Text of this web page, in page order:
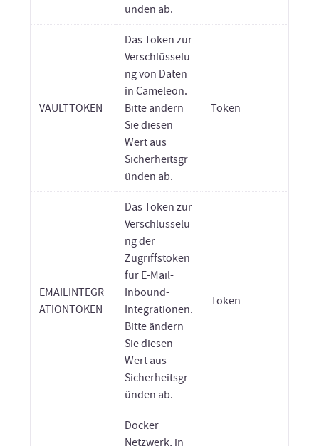
ünden ab.
VAULTTOKEN
Das Token zur
Verschlüsselu
ng von Daten
in Cameleon.
Bitte ändern
Sie diesen
Wert aus
Sicherheitsgr
ünden ab.
Token
EMAILINTEGR
ATIONTOKEN
Das Token zur
Verschlüsselu
ng der
Zugriffstoken
für E-Mail-
Inbound-
Integrationen.
Bitte ändern
Sie diesen
Wert aus
Sicherheitsgr
ünden ab.
Token
Docker
Netzwerk, in